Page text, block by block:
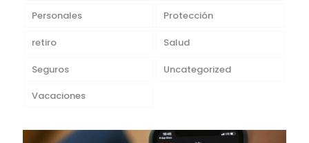
Personales Protección
retiro Salud
Seguros Uncategorized
Vacaciones